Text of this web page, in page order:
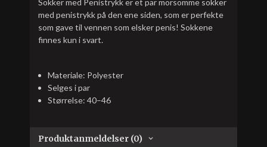
med penistrykk på den ene siden, som er perfekte
som gave til vennen som elsker penis! Sokkene
finnes kun i svart.
Materiale: Polyester
Selges i par
Størrelse: 40–46
Produktanmeldelser (0)